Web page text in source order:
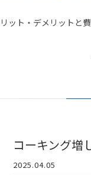
ット・デメリットと
コーキング増
2025.04.05